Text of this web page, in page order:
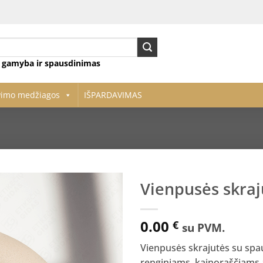
ir spausdinimas
medžiagos IŠPARDAVIMAS
Vienpusės
0.00 € su PVM.
Vienpusės skrajutės su